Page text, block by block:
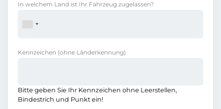
In welchem Land ist Ihr Fahrzeug zugelassen?
Kennzeichen (ohne Länderkennung)
Bitte geben Sie Ihr Kennzeichen ohne Leerstellen,
Bindestrich und Punkt ein!